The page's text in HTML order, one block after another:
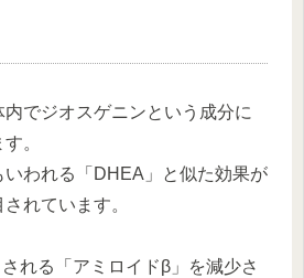
でジオスゲニンという成分に
。
いわれる「DHEA」と似た効果が
れています。
れる「アミロイドβ」を減少さ